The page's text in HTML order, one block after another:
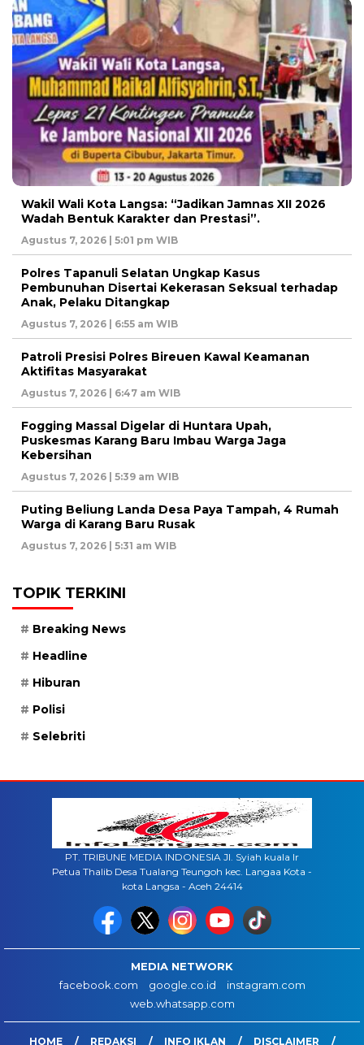
Wakil Wali Kota Langsa: “Jadikan Jamnas XII 2026
Wadah Bentuk Karakter dan Prestasi”.
Agustus 7, 2026 | 5:01 pm WIB
Polres Tapanuli Selatan Ungkap Kasus
Pembunuhan Disertai Kekerasan Seksual terhadap
Anak, Pelaku Ditangkap
Agustus 7, 2026 | 6:55 am WIB
Patroli Presisi Polres Bireuen Kawal Keamanan
Aktifitas Masyarakat
Agustus 7, 2026 | 6:47 am WIB
Fogging Massal Digelar di Huntara Upah,
Puskesmas Karang Baru Imbau Warga Jaga
Kebersihan
Agustus 7, 2026 | 5:39 am WIB
Puting Beliung Landa Desa Paya Tampah, 4 Rumah
Warga di Karang Baru Rusak
Agustus 7, 2026 | 5:31 am WIB
TOPIK TERKINI
Breaking News
Headline
Hiburan
Polisi
Selebriti
PT. TRIBUNE MEDIA INDONESIA Jl. Syiah kuala lr
Petua Thalib Desa Tualang Teungoh kec. Langaa Kota -
kota Langsa - Aceh 24414
MEDIA NETWORK
facebook.com
google.co.id
instagram.com
web.whatsapp.com
HOME REDAKSI INFO IKLAN DISCLAIMER